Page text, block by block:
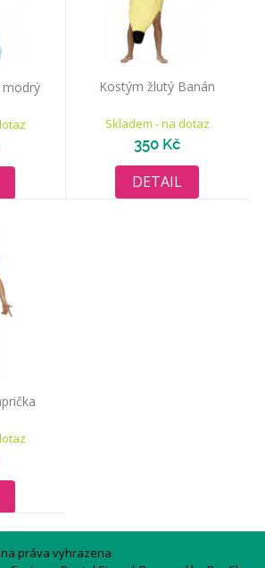
modrý Kostým žlutý Banán
Skladem - na dotaz
350 Kč
DETAIL
práva vyhrazena